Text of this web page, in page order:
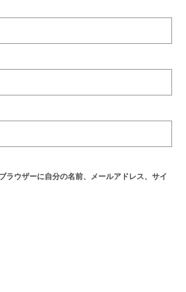
ラウザーに自分の名前、メールアドレス、サイ